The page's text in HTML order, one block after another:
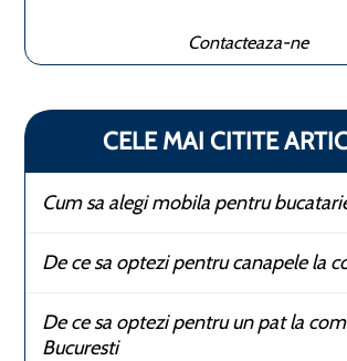
Contacteaza-ne
CELE MAI CITITE
Cum sa alegi mobila pentru
De ce sa optezi pentru canapele la
De ce sa optezi pentru un pat la
Bucuresti